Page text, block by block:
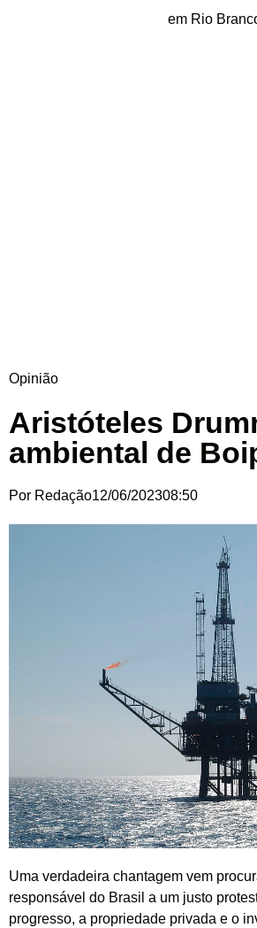
em Rio
Opinião
Aristóteles
ambiental de
Por Redação12/06/202308:50
Uma verdadeira chantagem vem
responsável do Brasil a um justo
progresso, a propriedade privada e o